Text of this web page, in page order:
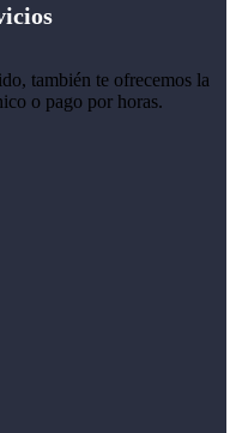
también te ofrecemos la
o pago por horas.